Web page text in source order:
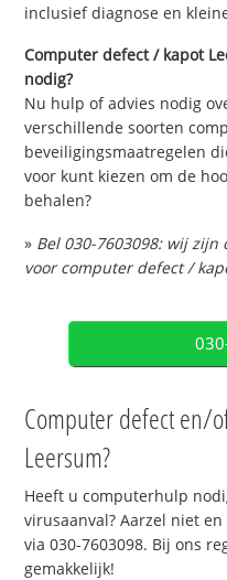
inclusief diagnose en
Computer defect / kapot
nodig?
Nu hulp of advies nodig
verschillende soorten
beveiligingsmaatregelen
voor kunt kiezen om de
behalen?
» Bel 030-7603098: wij
voor computer defect /
Computer defect en/
Leersum?
Heeft u computerhulp
virusaanval? Aarzel niet
via 030-7603098. Bij ons
gemakkelijk!